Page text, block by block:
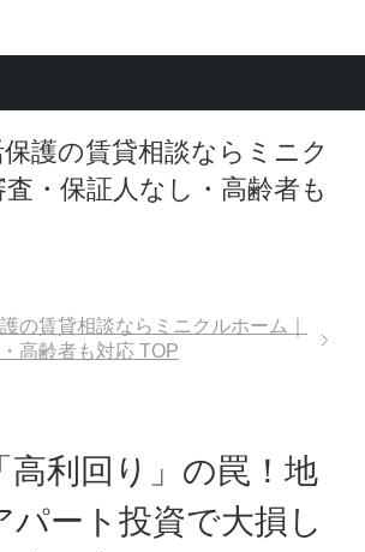
護の賃貸相談ならミニク
・保証人なし・高齢者も
の賃貸相談ならミニクルホーム｜
高齢者も対応 TOP
高利回り」の罠！地
パート投資で大損し